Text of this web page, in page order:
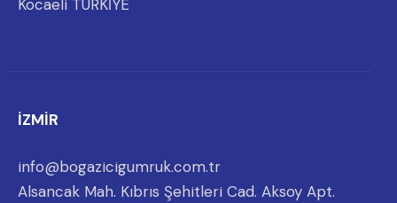
Kocaeli TÜRKİYE
İZMİR
info@bogazicigumruk.com.tr
Alsancak Mah. Kıbrıs Şehitleri Cad. Aksoy Apt.